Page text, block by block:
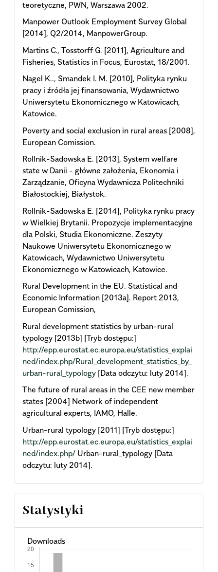
teoretyczne, PWN, Warszawa 2002.
Manpower Outlook Employment Survey Global
[2014], Q2/2014, ManpowerGroup.
Martins C., Tosstorff G. [2011], Agriculture and
Fisheries, Statistics in Focus, Eurostat, 18/2001.
Nagel K.., Smandek I. M. [2010], Polityka rynku
pracy i źródła jej finansowania, Wydawnictwo
Uniwersytetu Ekonomicznego w Katowicach,
Katowice.
Poverty and social exclusion in rural areas [2008],
European Comission.
Rollnik-Sadowska E. [2013], System welfare
state w Danii - główne założenia, Ekonomia i
Zarządzanie, Oficyna Wydawnicza Politechniki
Białostockiej, Białystok.
Rollnik-Sadowska E. [2014], Polityka rynku pracy
w Wielkiej Brytanii. Propozycje implementacyjne
dla Polski, Studia Ekonomiczne. Zeszyty
Naukowe Uniwersytetu Ekonomicznego w
Katowicach, Wydawnictwo Uniwersytetu
Ekonomicznego w Katowicach, Katowice.
Rural Development in the EU. Statistical and
Economic Information [2013a]. Report 2013,
European Comission,
Rural development statistics by urban-rural
typology [2013b] [Tryb dostępu:]
http://epp.eurostat.ec.europa.eu/statistics_explai
ned/index.php/Rural_development_statistics_by_
urban-rural_typology [Data odczytu: luty 2014].
The future of rural areas in the CEE new member
states [2004] Network of independent
agricultural experts, IAMO, Halle.
Urban-rural typology [2011] [Tryb dostępu:]
http://epp.eurostat.ec.europa.eu/statistics_explai
ned/index.php/ Urban-rural_typology [Data
odczytu: luty 2014].
Statystyki
Downloads